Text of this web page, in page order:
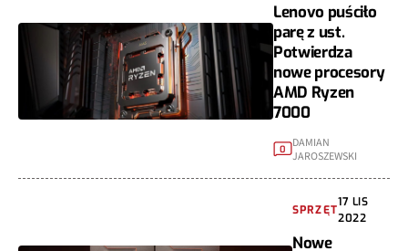
Lenovo puściło
parę z ust.
Potwierdza
nowe procesory
AMD Ryzen
7000
0 DAMIAN
JAROSZEWSKI
SPRZĘT
17 LIS
2022
Nowe